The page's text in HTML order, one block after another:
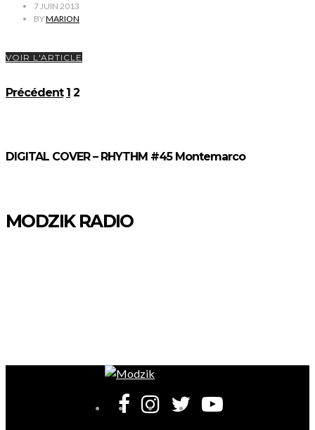
7 JUIN 2013
BYMARION
VOIR L'ARTICLE
Pagination
Précédent 1 2
DIGITAL COVER – RHYTHM #45 Montemarco
MODZIK RADIO